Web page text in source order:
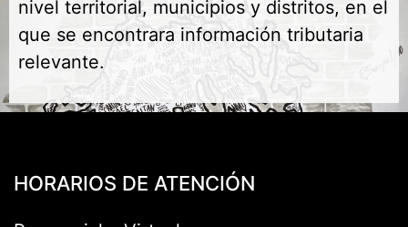
nivel territorial, municipios y distritos, en el
que se encontrara información tributaria
relevante.
HORARIOS DE ATENCIÓN